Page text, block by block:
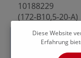
10188229
(172-B10,5-20-A)
10188232
(172-B11-20-A)
Diese Website
Erfahrung